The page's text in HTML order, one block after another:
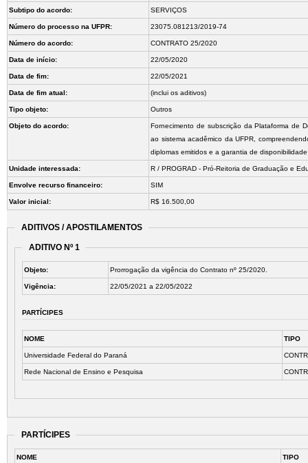
Subtipo do acordo: SERVIÇOS
Número do processo na UFPR: 23075.081213/2019-74
Número do acordo: CONTRATO 25/2020
Data de início: 22/05/2020
Data de fim: 22/05/2021
Data de fim atual: (inclui os aditivos)
Tipo objeto: Outros
Objeto do acordo:
Fornecimento de subscrição da Plataforma de
ao sistema acadêmico da UFPR,
diplomas emitidos e a garantia de
Unidade interessada: R / PROGRAD - Pró-Reitoria de Graduação e
Envolve recurso financeiro: SIM
Valor inicial: R$ 16.500,00
ADITIVOS / APOSTILAMENTOS
ADITIVO Nº 1
Objeto: Prorrogação da vigência do Contrato nº 25/2020.
Vigência: 22/05/2021 a 22/05/2022
PARTÍCIPES
NOME TIPO
Universidade Federal do Paraná
Rede Nacional de Ensino e Pesquisa
PARTÍCIPES
NOME TIPO